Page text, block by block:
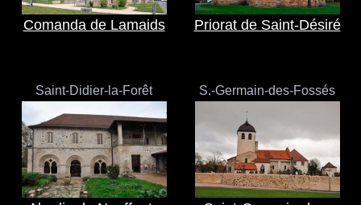
Comanda de Lamaids Priorat de Saint-Désiré
Saint-Didier-la-Forêt S.-Germain-des-Fossés